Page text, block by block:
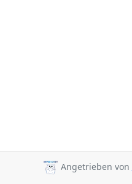
Angetrieben von